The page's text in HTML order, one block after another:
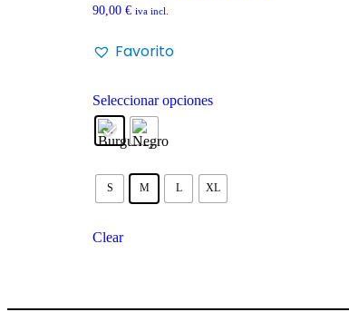
90,00 € iva incl.
Favorito
Seleccionar opciones
S M L XL
Clear